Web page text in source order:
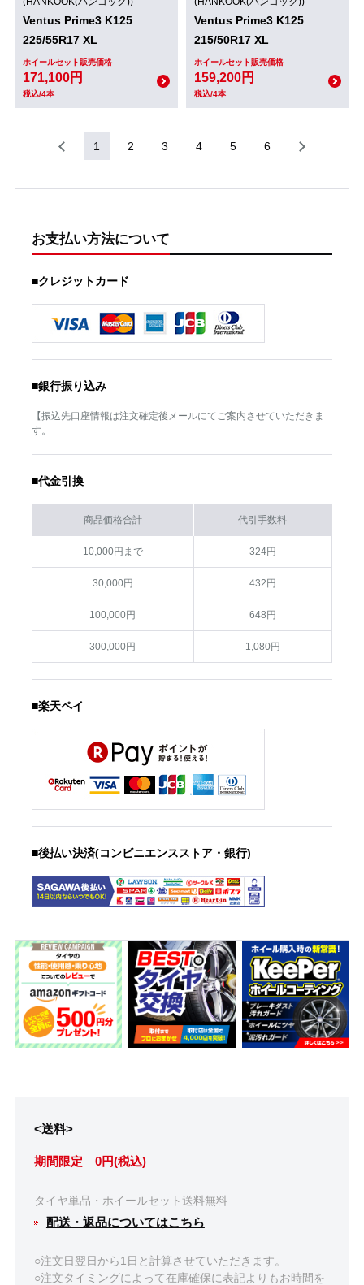
Ventus Prime3 K125
225/55R17 XL
ホイールセット販売価格
171,100円
税込/4本
Ventus Prime3 K125
215/50R17 XL
ホイールセット販売価格
159,200円
税込/4本
1 2 3 4 5 6
お支払い方法について
■クレジットカード
■銀行振り込み
【振込先口座情報は注文確定後メールにてご案内させていただきま
す。
■代金引換
商品価格合計 代引手数料
10,000円まで 324円
30,000円 432円
100,000円 648円
300,000円 1,080円
■楽天ペイ
■後払い決済(コンビニエンスストア・銀行)
<送料>
期間限定 0円(税込)
タイヤ単品・ホイールセット送料無料
配送・返品についてはこちら
○注文日翌日から1日と計算させていただきます。
○注文タイミングによって在庫確保に表記よりもお時間を